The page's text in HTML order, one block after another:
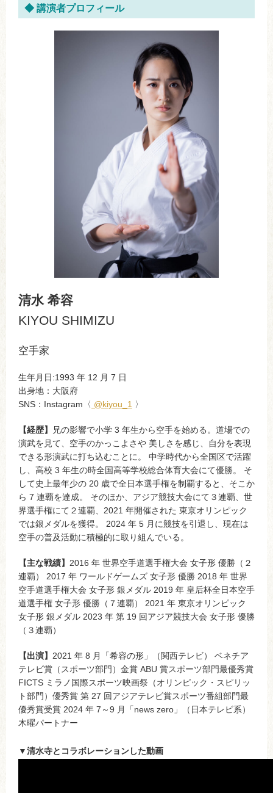
◆ 講演者プロフィール
清水 希容
KIYOU SHIMIZU
空手家
生年月日:1993 年 12 月 7 日
出身地：大阪府
SNS：Instagram〈 @kiyou_1 〉
【経歴】
兄の影響で小学 3 年生から空手を始める。道場での
演武を見て、空手のかっこよさや 美しさを感じ、自分を表現
できる形演武に打ち込むことに。 中学時代から全国区で活躍
し、高校 3 年生の時全国高等学校総合体育大会にて優勝。 そ
して史上最年少の 20 歳で全日本選手権を制覇すると、そこか
ら 7 連覇を達成。 そのほか、アジア競技大会にて３連覇、世
界選手権にて２連覇、2021 年開催された 東京オリンピック
では銀メダルを獲得。 2024 年 5 月に競技を引退し、現在は
空手の普及活動に積極的に取り組んでいる。
【主な戦績】 2016 年 世界空手道選手権大会 女子形 優勝（２
連覇） 2017 年 ワールドゲームズ 女子形 優勝 2018 年 世界
空手道選手権大会 女子形 銀メダル 2019 年 皇后杯全日本空手
道選手権 女子形 優勝（７連覇） 2021 年 東京オリンピック
女子形 銀メダル 2023 年 第 19 回アジア競技大会 女子形 優勝
（３連覇）
【出演】 2021 年 8 月「希容の形」（関西テレビ） ベネチア
テレビ賞（スポーツ部門）金賞 ABU 賞スポーツ部門最優秀賞
FICTS ミラノ国際スポーツ映画祭（オリンピック・スピリッ
ト部門）優秀賞 第 27 回アジアテレビ賞スポーツ番組部門最
優秀賞受賞 2024 年 7～9 月「news zero」（日本テレビ系）
木曜パートナー
▼清水寺とコラボレーションした動画